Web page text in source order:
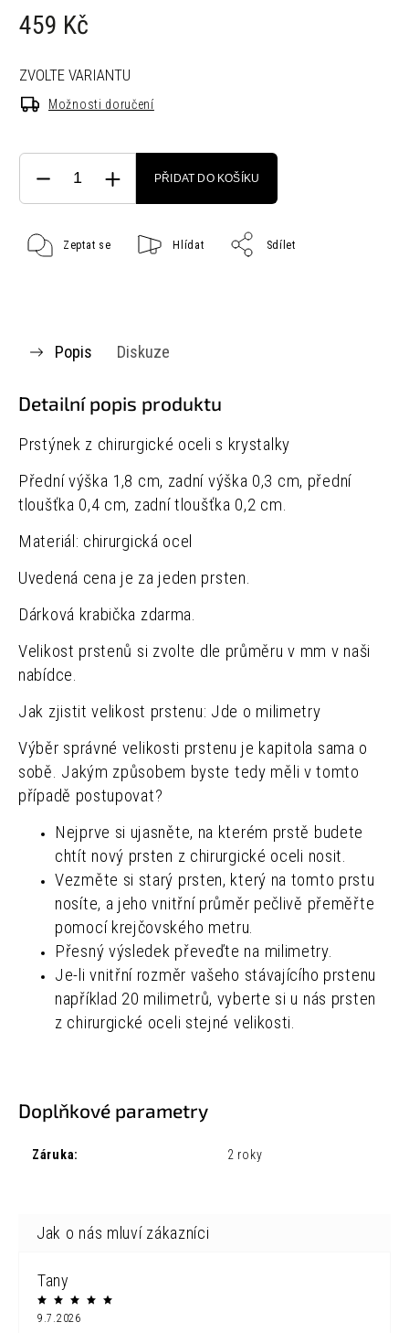
459 Kč
ZVOLTE VARIANTU
Možnosti doručení
PŘIDAT DO KOŠÍKU
Zeptat se Hlídat Sdílet
Popis Diskuze
Detailní popis produktu
Prstýnek z chirurgické oceli s krystalky
Přední výška 1,8 cm, zadní výška 0,3 cm, přední
tloušťka 0,4 cm, zadní tloušťka 0,2 cm.
Materiál: chirurgická ocel
Uvedená cena je za jeden prsten.
Dárková krabička zdarma.
Velikost prstenů si zvolte dle průměru v mm v naši
nabídce.
Jak zjistit velikost prstenu: Jde o milimetry
Výběr správné velikosti prstenu je kapitola sama o
sobě. Jakým způsobem byste tedy měli v tomto
případě postupovat?
Nejprve si ujasněte, na kterém prstě budete
chtít nový prsten z chirurgické oceli nosit.
Vezměte si starý prsten, který na tomto prstu
nosíte, a jeho vnitřní průměr pečlivě přeměřte
pomocí krejčovského metru.
Přesný výsledek převeďte na milimetry.
Je-li vnitřní rozměr vašeho stávajícího prstenu
například 20 milimetrů, vyberte si u nás prsten
z chirurgické oceli stejné velikosti.
Doplňkové parametry
Záruka: 2 roky
Tany
9.7.2026